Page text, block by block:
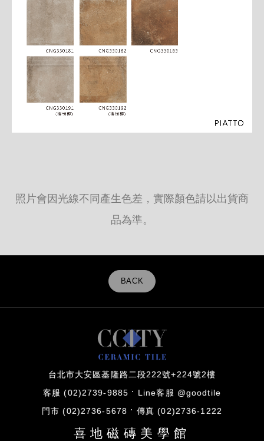
照片會因光線不同產生色差，實際顏色請以出貨商
品為準。
BACK
台北市大安區基隆路二段222號+224號2樓
客服 (02)2739-9885 Line客服 @goodtile
門市 (02)2736-5678 傳真 (02)2736-1222
喜地磁磚美學館